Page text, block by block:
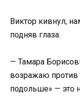
Виктор кивнул,
подняв глаза.
— Тамара
возражаю против
подольше» — это